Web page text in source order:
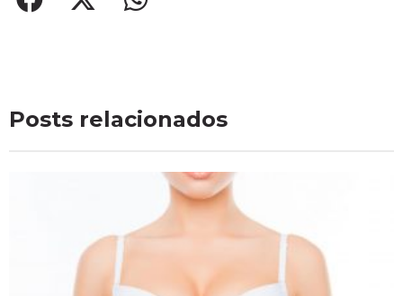
Posts relacionados